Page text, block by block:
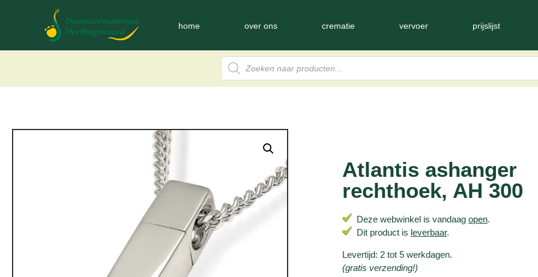
home over ons crematie vervoer prijslijst
Atlantis ashanger
rechthoek, AH 300
Deze webwinkel is vandaag open.
Dit product is leverbaar.
Levertijd: 2 tot 5 werkdagen.
(gratis verzending!)